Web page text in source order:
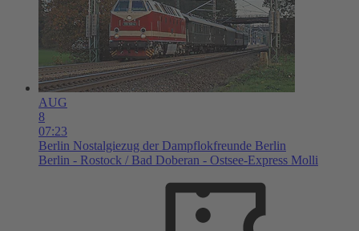
AUG
8
07:23
Berlin Nostalgiezug der Dampflokfreunde Berlin
Berlin - Rostock / Bad Doberan - Ostsee-Express Molli